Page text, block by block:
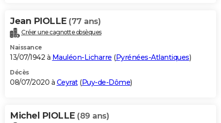
Bricolage
Lifestyle
Culture
Sport
Auto
Television
Voyage
Cinema
Jean PIOLLE (77 ans)
Créer une cagnotte obsèques
Naissance
13/07/1942 à Mauléon-Licharre (Pyrénées-Atlantiques)
Décès
08/07/2020 à Ceyrat(Puy-de-Dôme)
Michel PIOLLE (89 ans)